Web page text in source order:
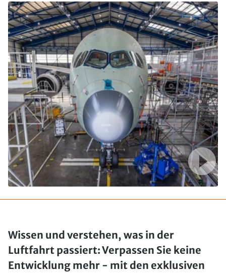
Wissen und verstehen, was in der
Luftfahrt passiert: Verpassen Sie keine
Entwicklung mehr - mit den exklusiven